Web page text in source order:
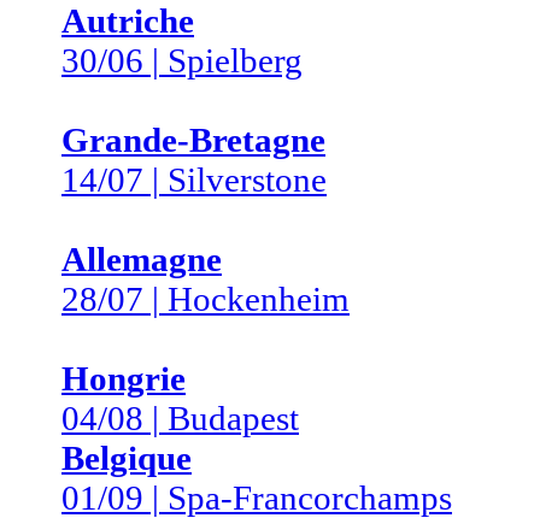
Autriche
30/06 | Spielberg
Grande-Bretagne
14/07 | Silverstone
Allemagne
28/07 | Hockenheim
Hongrie
04/08 | Budapest
Belgique
01/09 | Spa-Francorchamps